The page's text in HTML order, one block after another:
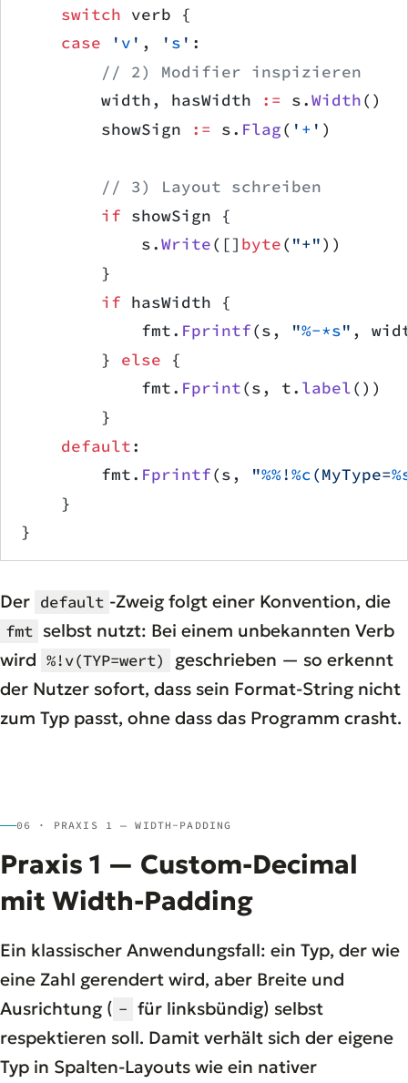
    switch
verb {
    case
' v ' , ' s ' :
        // 2) Modifier inspizieren
        width, hasWidth
:= s.Width()
        showSign
:= s. Flag( ' + ' )
        // 3) Layout schreiben
        if
showSign {
            s.
Write([] byte( "+"))
        }
        if
hasWidth {
            fmt.
Fprintf(s, "%-*s" ,
        }
else {
            fmt.
Fprint(s, t. label())
        }
    default
:
        fmt.
Fprintf(s, "%% !%c(MyType=
    }
}
Der default -Zweig folgt einer Konvention, die
fmt selbst nutzt: Bei einem unbekannten Verb
wird %!v(TYP=wert)
geschrieben — so erkennt
der Nutzer sofort, dass sein Format-String nicht
zum Typ passt, ohne dass das Programm crasht.
06 · PRAXIS 1 — WIDTH-PADDING
Praxis 1 — Custom-Decimal
mit Width-Padding
Ein klassischer Anwendungsfall: ein Typ, der wie
eine Zahl gerendert wird, aber Breite und
Ausrichtung ( - für linksbündig) selbst
respektieren soll. Damit verhält sich der eigene
Typ in Spalten-Layouts wie ein nativer